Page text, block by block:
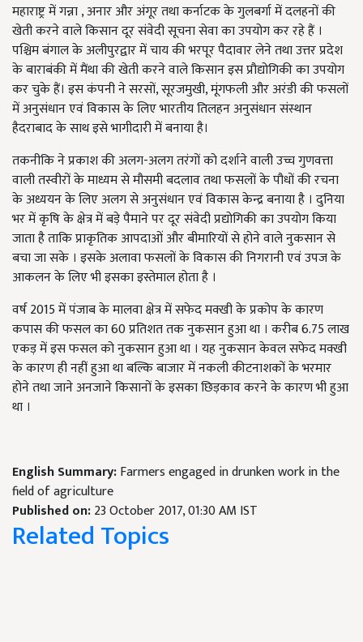
महाराष्ट्र में गन्ना , अनार और अंगूर तथा कर्नाटक के गुलबर्गा में दलहनों की
खेती करने वाले किसान दूर संवेदी सूचना सेवा का उपयोग कर रहे हैं ।
पश्चिम बंगाल के अलीपुरद्वार में चाय की भरपूर पैदावार लेने तथा उत्तर प्रदेश
के बाराबंकी में मैंथा की खेती करने वाले किसान इस प्रौद्योगिकी का उपयोग
कर चुके हैं। इस कंपनी ने सरसों, सूरजमुखी, मूंगफली और अरंडी की फसलों
में अनुसंधान एवं विकास के लिए भारतीय तिलहन अनुसंधान संस्थान
हैदराबाद के साथ इसे भागीदारी में बनाया है।
तकनीकि ने प्रकाश की अलग-अलग तरंगों को दर्शाने वाली उच्च गुणवत्ता
वाली तस्वीरों के माध्यम से मौसमी बदलाव तथा फसलों के पौधों की रचना
के अध्ययन के लिए अलग से अनुसंधान एवं विकास केन्द्र बनाया है । दुनिया
भर में कृषि के क्षेत्र में बड़े पैमाने पर दूर संवेदी प्रद्योगिकी का उपयोग किया
जाता है ताकि प्राकृतिक आपदाओं और बीमारियों से होने वाले नुकसान से
बचा जा सके । इसके अलावा फसलों के विकास की निगरानी एवं उपज के
आकलन के लिए भी इसका इस्तेमाल होता है ।
वर्ष 2015 में पंजाब के मालवा क्षेत्र में सफेद मक्खी के प्रकोप के कारण
कपास की फसल का 60 प्रतिशत तक नुकसान हुआ था । करीब 6.75 लाख
एकड़ में इस फसल को नुकसान हुआ था । यह नुकसान केवल सफेद मक्खी
के कारण ही नहीं हुआ था बल्कि बाजार में नकली कीटनाशकों के भरमार
होने तथा जाने अनजाने किसानों के इसका छिड़काव करने के कारण भी हुआ
था ।
English Summary:Farmers engaged in drunken work in the
field of agriculture
Published on:23 October 2017, 01:30 AM IST
Related Topics